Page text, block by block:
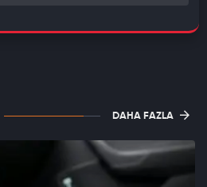
DAHA FAZLA